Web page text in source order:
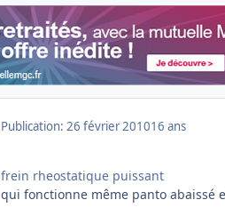
Publication: 26 février 201016 ans
frein rheostatique puissant
qui fonctionne même panto abaissé